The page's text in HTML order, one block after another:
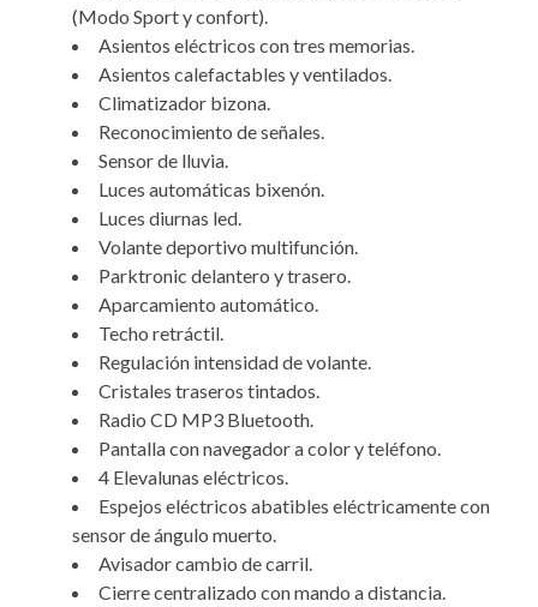
(Modo Sport y confort).
Asientos eléctricos con tres memorias.
Asientos calefactables y ventilados.
Climatizador bizona.
Reconocimiento de señales.
Sensor de lluvia.
Luces automáticas bixenón.
Luces diurnas led.
Volante deportivo multifunción.
Parktronic delantero y trasero.
Aparcamiento automático.
Techo retráctil.
Regulación intensidad de volante.
Cristales traseros tintados.
Radio CD MP3 Bluetooth.
Pantalla con navegador a color y teléfono.
4 Elevalunas eléctricos.
Espejos eléctricos abatibles eléctricamente con
sensor de ángulo muerto.
Avisador cambio de carril.
Cierre centralizado con mando a distancia.